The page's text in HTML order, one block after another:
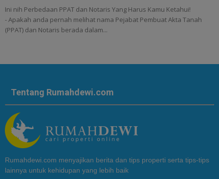
Ini nih Perbedaan PPAT dan Notaris Yang Harus Kamu Ketahui!
- Apakah anda pernah melihat nama Pejabat Pembuat Akta Tanah
(PPAT) dan Notaris berada dalam...
Tentang Rumahdewi.com
Rumahdewi.com menyajikan berita dan tips properti serta tips-tips
lainnya untuk kehidupan yang lebih baik